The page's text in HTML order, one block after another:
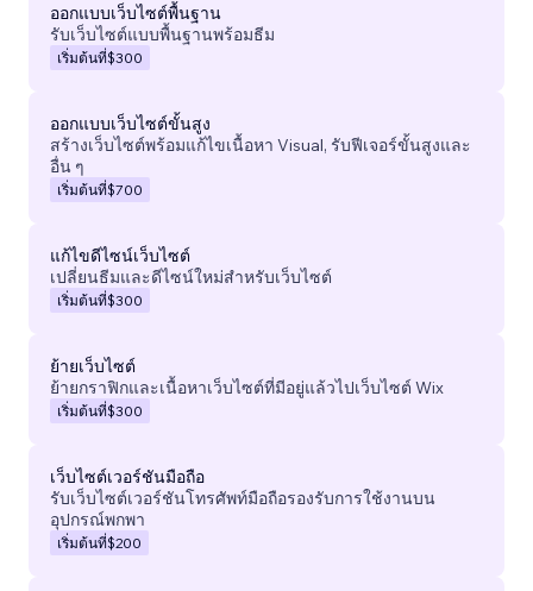
ออกแบบเว็บไซต์พื้นฐาน
รับเว็บไซต์แบบพื้นฐานพร้อมธีม
เริ่มต้นที่$300
ออกแบบเว็บไซต์ขั้นสูง
สร้างเว็บไซต์พร้อมแก้ไขเนื้อหา Visual, รับฟีเจอร์ขั้นสูงและ
อื่น ๆ
เริ่มต้นที่$700
แก้ไขดีไซน์เว็บไซต์
เปลี่ยนธีมและดีไซน์ใหม่สำหรับเว็บไซต์
เริ่มต้นที่$300
ย้ายเว็บไซต์
ย้ายกราฟิกและเนื้อหาเว็บไซต์ที่มีอยู่แล้วไปเว็บไซต์ Wix
เริ่มต้นที่$300
เว็บไซต์เวอร์ชันมือถือ
รับเว็บไซต์เวอร์ชันโทรศัพท์มือถือรองรับการใช้งานบน
อุปกรณ์พกพา
เริ่มต้นที่$200